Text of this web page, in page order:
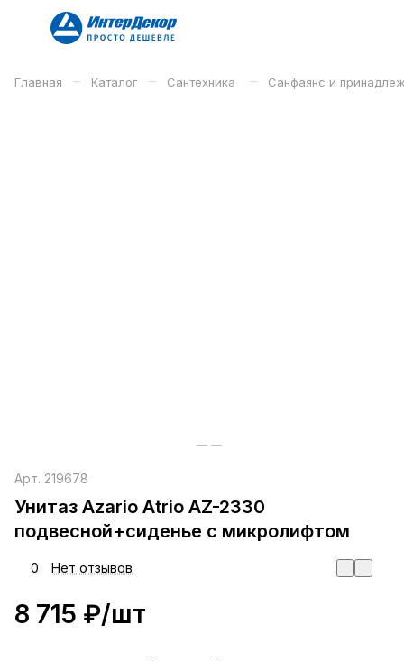
Главная – Каталог – Сантехника – Санфаянс и
Арт. 219678
Унитаз Azario Atrio AZ-2330
подвесной+сиденье с микролифтом
0 Нет отзывов
8 715 ₽/шт